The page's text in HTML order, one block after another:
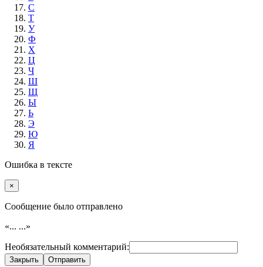
С
Т
У
Ф
Х
Ц
Ч
Ш
Щ
Ы
Ь
Э
Ю
Я
Ошибка в тексте
×
Cообщение было отправлено
«... ...»
Необязательный комментарий:
Закрыть Отправить